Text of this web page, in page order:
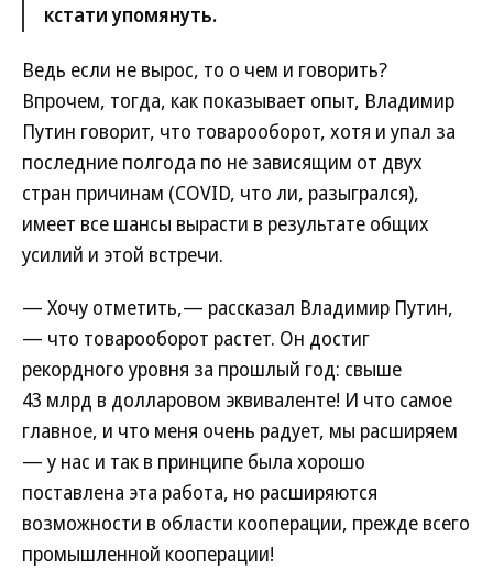
кстати упомянуть.
Ведь если не вырос, то о чем и говорить?
Впрочем, тогда, как показывает опыт, Владимир
Путин говорит, что товарооборот, хотя и упал за
последние полгода по не зависящим от двух
стран причинам (COVID, что ли, разыгрался),
имеет все шансы вырасти в результате общих
усилий и этой встречи.
— Хочу отметить,— рассказал Владимир Путин,
— что товарооборот растет. Он достиг
рекордного уровня за прошлый год: свыше
43 млрд в долларовом эквиваленте! И что самое
главное, и что меня очень радует, мы расширяем
— у нас и так в принципе была хорошо
поставлена эта работа, но расширяются
возможности в области кооперации, прежде всего
промышленной кооперации!